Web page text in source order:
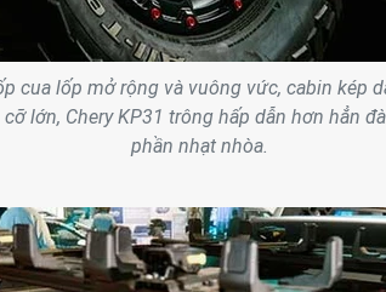
cua lốp mở rộng và vuông vức, cabin kép
lớn, Chery KP31 trông hấp dẫn hơn hẳn
phần nhạt nhòa.